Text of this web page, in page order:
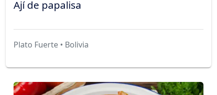
Ají de papalisa
Plato Fuerte • Bolivia